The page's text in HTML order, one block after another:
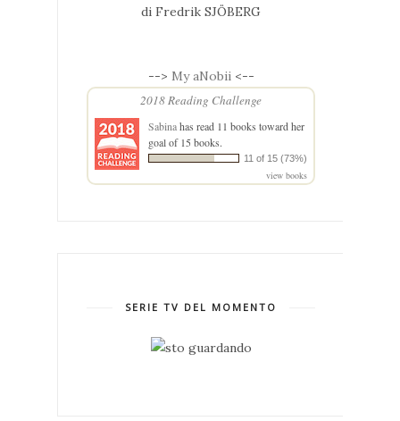
di Fredrik SJÖBERG
--> My aNobii <--
2018 Reading Challenge
Sabinahas read 11 books toward her
goal of 15 books.
11 of 15 (73%)
view books
SERIE TV DEL MOMENTO